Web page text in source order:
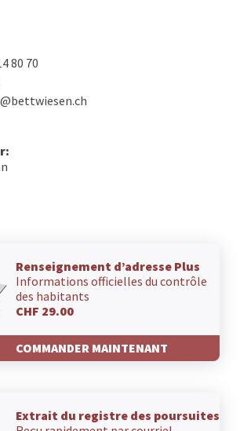
80 70
Renseignement d’adresse Plus
Informations officielles du contrôle
des habitants
CHF 29.00
COMMANDER MAINTENANT
Extrait du registre des poursuites